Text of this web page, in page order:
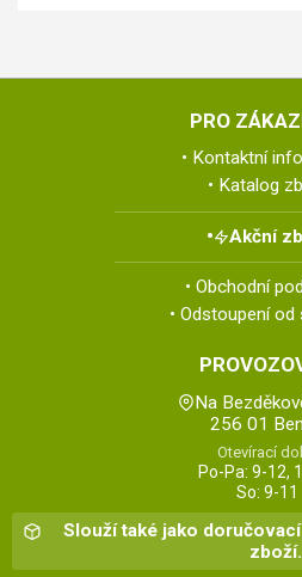
PRO
Kontaktní
Katalog
Akční
Obchodní
Odstoupení od
Na
256 01
Otevírací
Po-Pa: 9-12,
So: 9-11
Slouží také jako
zboží.